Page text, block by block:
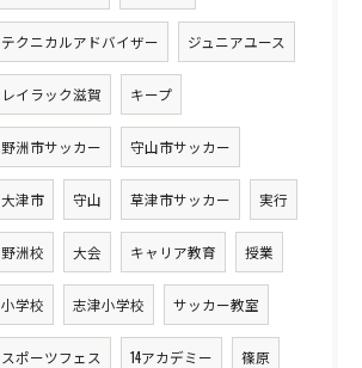
テクニカルアドバイザー ジュニアユース
レイラック滋賀 キープ
野洲市サッカー 守山市サッカー
大津市 守山 草津市サッカー 実行
野洲校 大会 キャリア教育 授業
小学校 志津小学校 サッカー教室
スポーツフェス 14アカデミー 篠原